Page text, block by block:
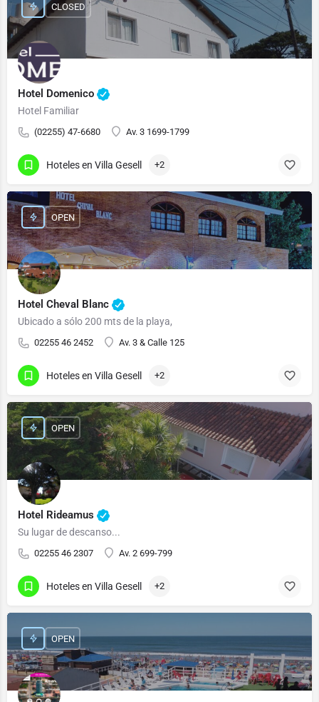
Hotel Domenico
Hotel Familiar
(02255) 47-6680 Av. 3 1699-1799
CLOSED
Hoteles en Villa Gesell +2
Hotel Cheval Blanc
Ubicado a sólo 200 mts de la playa,
02255 46 2452 Av. 3 & Calle 125
OPEN
Hoteles en Villa Gesell +2
Hotel Rideamus
Su lugar de descanso...
02255 46 2307 Av. 2 699-799
OPEN
Hoteles en Villa Gesell +2
OPEN